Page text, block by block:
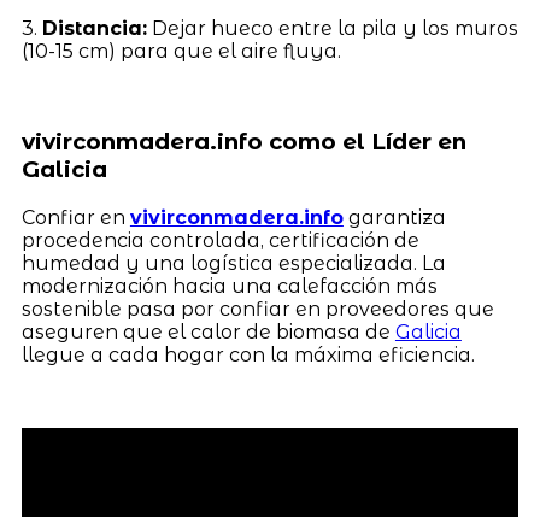
3. Distancia:Dejar hueco entre la pila y los muros
(10-15 cm) para que el aire fluya.
vivirconmadera.info como el Líder en
Galicia
Confiar en vivirconmadera.infogarantiza
procedencia controlada, certificación de
humedad y una logística especializada. La
modernización hacia una calefacción más
sostenible pasa por confiar en proveedores que
aseguren que el calor de biomasa de Galicia
llegue a cada hogar con la máxima eficiencia.